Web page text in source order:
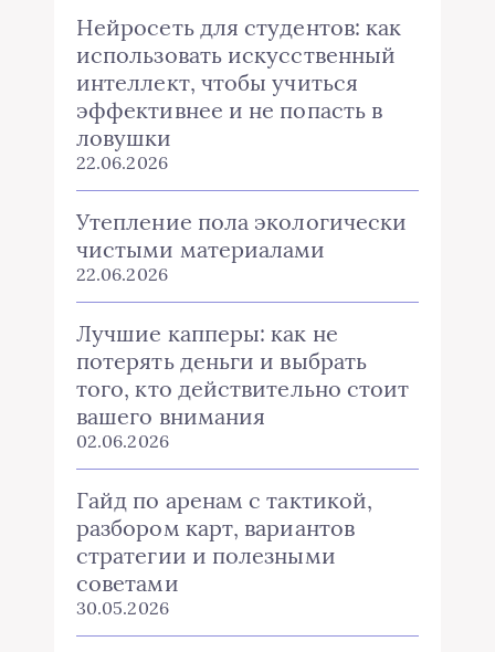
Нейросеть для студентов: как
использовать искусственный
интеллект, чтобы учиться
эффективнее и не попасть в
ловушки
22.06.2026
Утепление пола экологически
чистыми материалами
22.06.2026
Лучшие капперы: как не
потерять деньги и выбрать
того, кто действительно стоит
вашего внимания
02.06.2026
Гайд по аренам с тактикой,
разбором карт, вариантов
стратегии и полезными
советами
30.05.2026